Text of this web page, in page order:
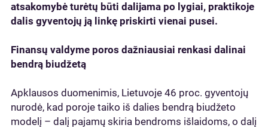
atsakomybė turėtų būti dalijama po lygiai, praktikoje
dalis gyventojų ją linkę priskirti vienai pusei.
Finansų valdyme poros dažniausiai renkasi dalinai
bendrą biudžetą
Apklausos duomenimis, Lietuvoje 46 proc. gyventojų
nurodė, kad poroje taiko iš dalies bendrą biudžeto
modelį – dalį pajamų skiria bendroms išlaidoms, o dalį